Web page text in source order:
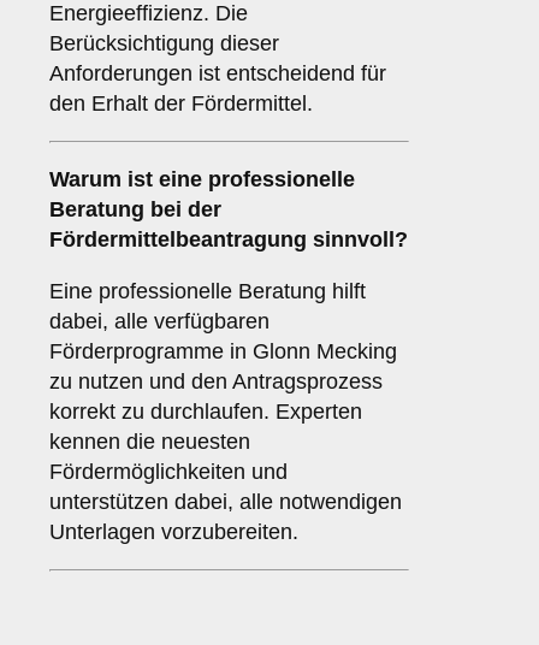
Energieeffizienz. Die
Berücksichtigung dieser
Anforderungen ist entscheidend für
den Erhalt der Fördermittel.
Warum ist eine professionelle
Beratung bei der
Fördermittelbeantragung sinnvoll?
Eine professionelle Beratung hilft
dabei, alle verfügbaren
Förderprogramme in Glonn Mecking
zu nutzen und den Antragsprozess
korrekt zu durchlaufen. Experten
kennen die neuesten
Fördermöglichkeiten und
unterstützen dabei, alle notwendigen
Unterlagen vorzubereiten.